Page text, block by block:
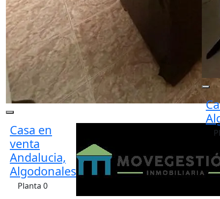
Casa en
venta
Andalucia,
Algodonales
Planta 0